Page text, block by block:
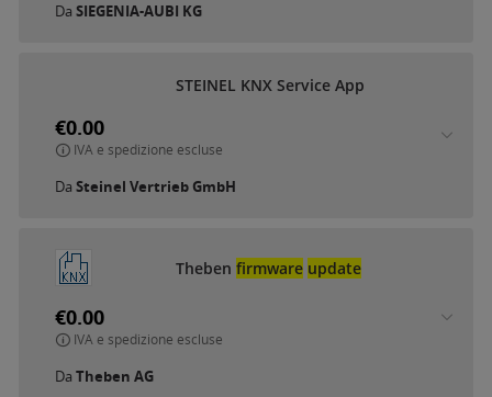
Da SIEGENIA-AUBI KG
STEINEL KNX Service App
€0.00
IVA e spedizione escluse
Da Steinel Vertrieb GmbH
Theben firmware update
€0.00
IVA e spedizione escluse
Da Theben AG